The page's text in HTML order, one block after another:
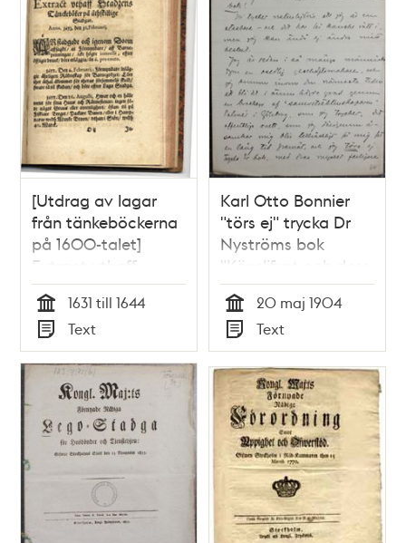
[Utdrag av lagar
från tänkeböckerna
på 1600-talet]
Extract uthaff
stadzens
tänckeböker på
åthskillige stadgar.
Tid
1631 till 1644
Typ
Text
Karl Otto Bonnier
"törs ej" trycka Dr
Nyströms bok
"Könslifvet och dess
lagar" - brev 1904
Tid
20 maj 1904
Typ
Text